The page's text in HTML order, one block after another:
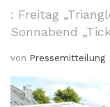
: Freitag
Sonnabend
von Pressemitteilung